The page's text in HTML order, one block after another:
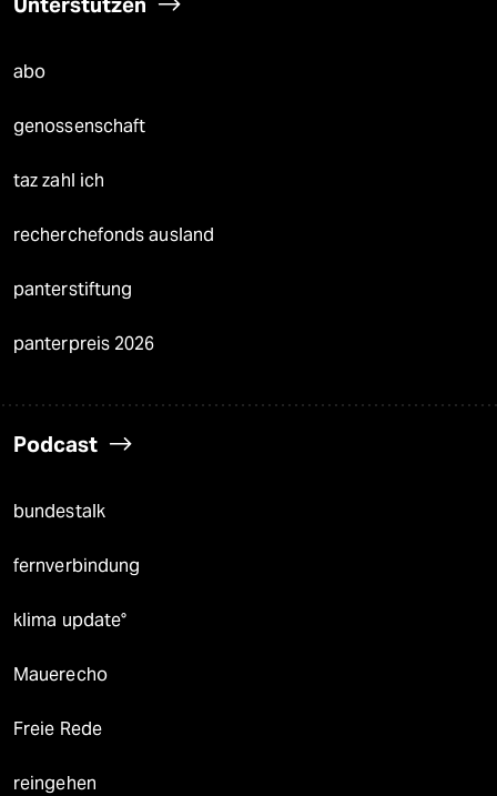
abo
genossenschaft
taz zahl ich
recherchefonds ausland
panterstiftung
panterpreis 2026
Podcast
bundestalk
fernverbindung
klima update°
Mauerecho
Freie Rede
reingehen